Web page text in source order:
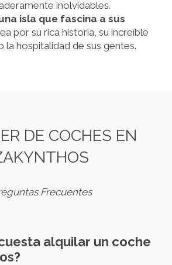
inolvidables.
isla que fascina a sus
por su rica historia, su increíble
la hospitalidad de sus gentes.
DE COCHES EN
Frecuentes
alquilar un coche